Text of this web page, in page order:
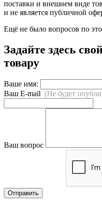
поставки и внешнем виде
и не является публичной
Ещё не было вопросов по
Задайте здесь
товару
Ваше имя:
Ваш E-mail (Не будет
Ваш вопрос
Отправить